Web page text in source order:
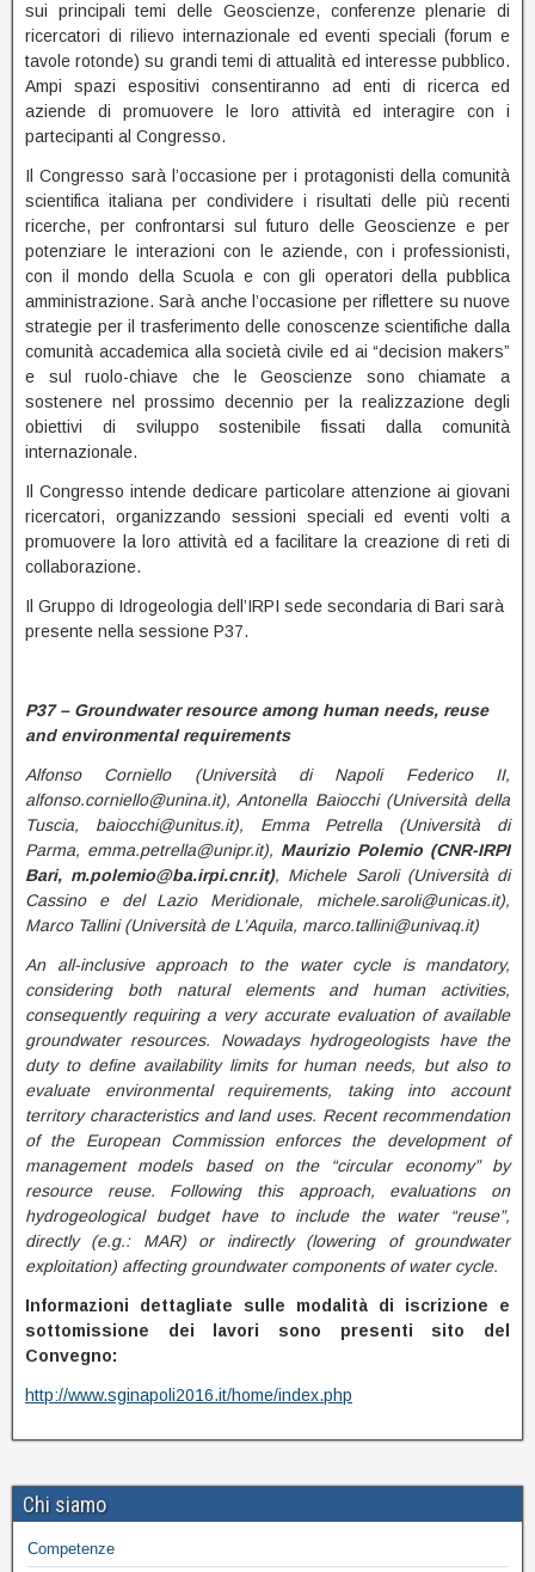
sui principali temi delle Geoscienze, conferenze plenarie di
ricercatori di rilievo internazionale ed eventi speciali (forum e
tavole rotonde) su grandi temi di attualità ed interesse pubblico.
Ampi spazi espositivi consentiranno ad enti di ricerca ed
aziende di promuovere le loro attività ed interagire con i
partecipanti al Congresso.
Il Congresso sarà l’occasione per i protagonisti della comunità
scientifica italiana per condividere i risultati delle più recenti
ricerche, per confrontarsi sul futuro delle Geoscienze e per
potenziare le interazioni con le aziende, con i professionisti,
con il mondo della Scuola e con gli operatori della pubblica
amministrazione. Sarà anche l’occasione per riflettere su nuove
strategie per il trasferimento delle conoscenze scientifiche dalla
comunità accademica alla società civile ed ai “decision makers”
e sul ruolo-chiave che le Geoscienze sono chiamate a
sostenere nel prossimo decennio per la realizzazione degli
obiettivi di sviluppo sostenibile fissati dalla comunità
internazionale.
Il Congresso intende dedicare particolare attenzione ai giovani
ricercatori, organizzando sessioni speciali ed eventi volti a
promuovere la loro attività ed a facilitare la creazione di reti di
collaborazione.
Il Gruppo di Idrogeologia dell’IRPI sede secondaria di Bari sarà
presente nella sessione P37.
P37 – Groundwater resource among human needs, reuse
and environmental requirements
Alfonso Corniello (Università di Napoli Federico II,
alfonso.corniello@unina.it), Antonella Baiocchi (Università della
Tuscia, baiocchi@unitus.it), Emma Petrella (Università di
Parma, emma.petrella@unipr.it), Maurizio Polemio (CNR-IRPI
Bari, m.polemio@ba.irpi.cnr.it), Michele Saroli (Università di
Cassino e del Lazio Meridionale, michele.saroli@unicas.it),
Marco Tallini (Università de L’Aquila, marco.tallini@univaq.it)
An all-inclusive approach to the water cycle is mandatory,
considering both natural elements and human activities,
consequently requiring a very accurate evaluation of available
groundwater resources. Nowadays hydrogeologists have the
duty to define availability limits for human needs, but also to
evaluate environmental requirements, taking into account
territory characteristics and land uses. Recent recommendation
of the European Commission enforces the development of
management models based on the “circular economy” by
resource reuse. Following this approach, evaluations on
hydrogeological budget have to include the water “reuse”,
directly (e.g.: MAR) or indirectly (lowering of groundwater
exploitation) affecting groundwater components of water cycle.
Informazioni dettagliate sulle modalità di iscrizione e
sottomissione dei lavori sono presenti sito del
Convegno:
http://www.sginapoli2016.it/home/index.php
Chi siamo
Competenze